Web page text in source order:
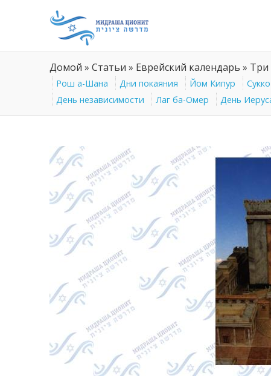
Домой » Статьи » Еврейский календарь » Три
Рош а-Шана Дни покаяния Йом Кипур
День независимости
Лаг ба-Омер День